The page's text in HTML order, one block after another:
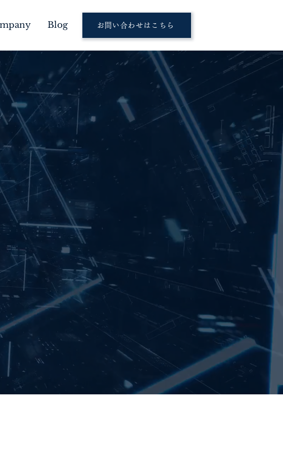
Blog お問い合わせはこちら
a frenzy
生み出す -
ベース×AIエージェント
活用】
効率化を実現